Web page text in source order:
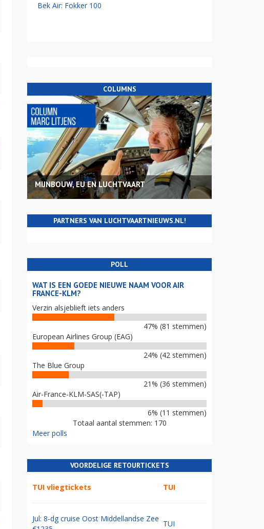
Bek Air: Fokker 100
COLUMNS
MIJNBOUW, EU EN LUCHTVAART
PARTNERS VAN LUCHTVAARTNIEUWS.NL!
POLL
WAT IS EEN GOEDE NIEUWE NAAM VOOR AIR
FRANCE-KLM?
Verzin alsjeblieft iets anders
47% (81 stemmen)
European Airlines Group (EAG)
24% (42 stemmen)
The Blue Group
21% (36 stemmen)
Air-France-KLM-SAS(-TAP)
6% (11 stemmen)
Totaal aantal stemmen: 170
Meer polls
VOORDELIGE RETOURTICKETS
TUI vliegtickets TUI
Jul: 8-dg cruise Oost Middellandse Zee
TUI